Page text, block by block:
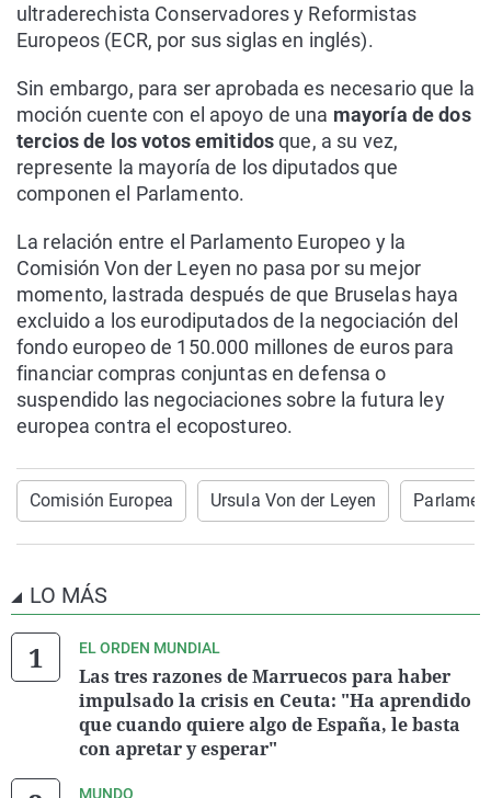
ultraderechista Conservadores y Reformistas
Europeos (ECR, por sus siglas en inglés).
Sin embargo, para ser aprobada es necesario que la
moción cuente con el apoyo de una mayoría de dos
tercios de los votos emitidosque, a su vez,
represente la mayoría de los diputados que
componen el Parlamento.
La relación entre el Parlamento Europeo y la
Comisión Von der Leyen no pasa por su mejor
momento, lastrada después de que Bruselas haya
excluido a los eurodiputados de la negociación del
fondo europeo de 150.000 millones de euros para
financiar compras conjuntas en defensa o
suspendido las negociaciones sobre la futura ley
europea contra el ecopostureo.
Comisión Europea Ursula Von der Leyen
LO MÁS
EL ORDEN MUNDIAL
Las tres razones de Marruecos para haber
impulsado la crisis en Ceuta: "Ha aprendido
que cuando quiere algo de España, le basta
con apretar y esperar"
MUNDO